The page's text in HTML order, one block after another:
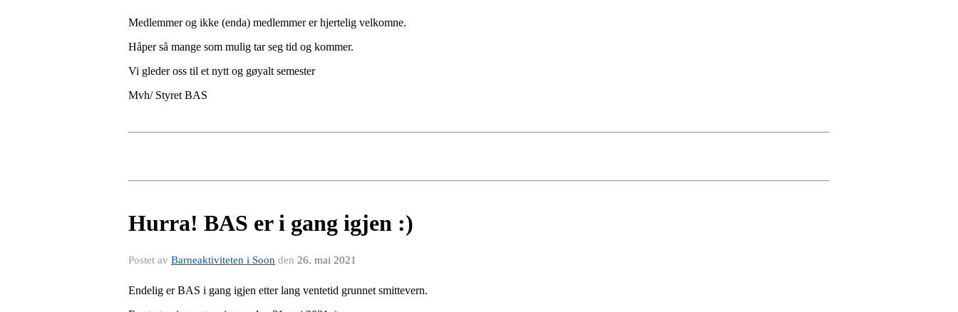
Medlemmer og ikke (enda) medlemmer er hjertelig velkomne.
Håper så mange som mulig tar seg tid og kommer.
Vi gleder oss til et nytt og gøyalt semester
Mvh/ Styret BAS
Hurra! BAS er i gang igjen :)
Postet av Barneaktiviteten i Soon den 26. mai 2021
Endelig er BAS i gang igjen etter lang ventetid grunnet smittevern.